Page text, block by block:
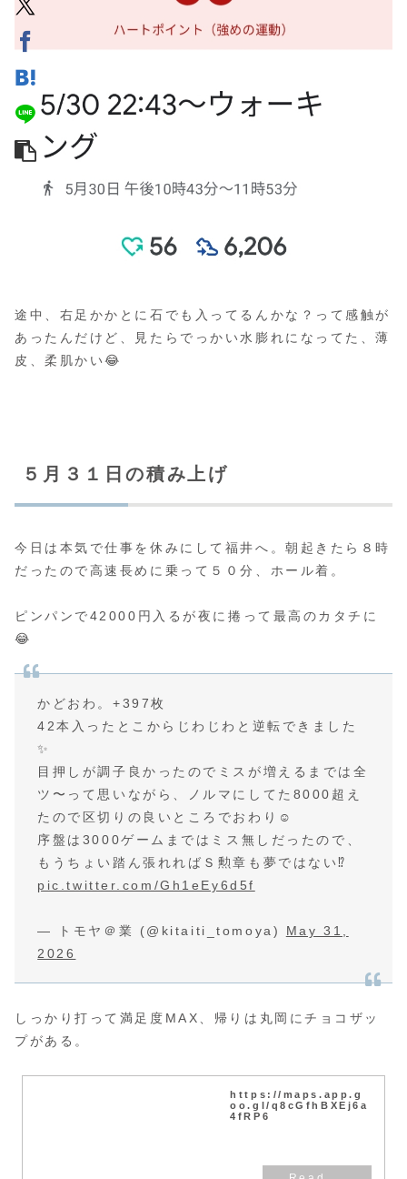
途中、右足かかとに石でも入ってるんかな？って感触が
あったんだけど、見たらでっかい水膨れになってた、薄
皮、柔肌かい😂
５月３１日の積み上げ
今日は本気で仕事を休みにして福井へ。朝起きたら８時
だったので高速長めに乗って５０分、ホール着。
ピンパンで42000円入るが夜に捲って最高のカタチに
😂
かどおわ。+397枚
42本入ったとこからじわじわと逆転できました
✨
目押しが調子良かったのでミスが増えるまでは全
ツ〜って思いながら、ノルマにしてた8000超え
たので区切りの良いところでおわり☺
序盤は3000ゲームまではミス無しだったので、
もうちょい踏ん張れればＳ勲章も夢ではない⁉️
pic.twitter.com/Gh1eEy6d5f
— トモヤ＠業 (@kitaiti_tomoya) May 31,
2026
しっかり打って満足度MAX、帰りは丸岡にチョコザッ
プがある。
https://maps.app.g
oo.gl/q8cGfhBXEj6a
4fRP6